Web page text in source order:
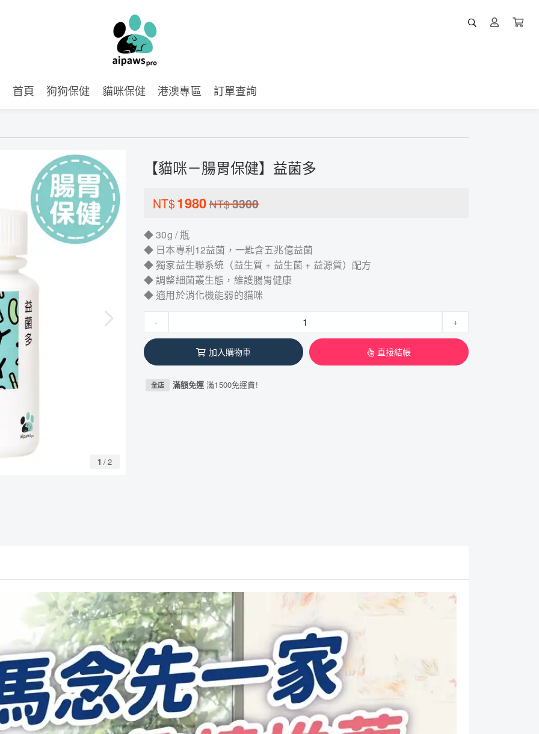
首頁 狗狗保健 貓咪保健 港澳專區 訂單查詢
1 /2
【貓咪－腸胃保健】益菌多
NT$1980 NT$3300
◆ 30g / 瓶
◆ 日本專利12益菌，一匙含五兆億益菌
◆ 獨家益生聯系統（益生質 + 益生菌 + 益源質）配方
◆ 調整細菌叢生態，維護腸胃健康
◆ 適用於消化機能弱的貓咪
- +
加入購物車 直接結帳
全店 滿額免運滿1500免運費!